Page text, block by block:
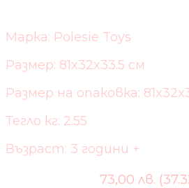
Марка: Polesie Toys
Размер: 81x32x33.5 см
Размер на опаковка:
Тегло кг: 2.55
Възраст: 3 години +
73,00 лв.